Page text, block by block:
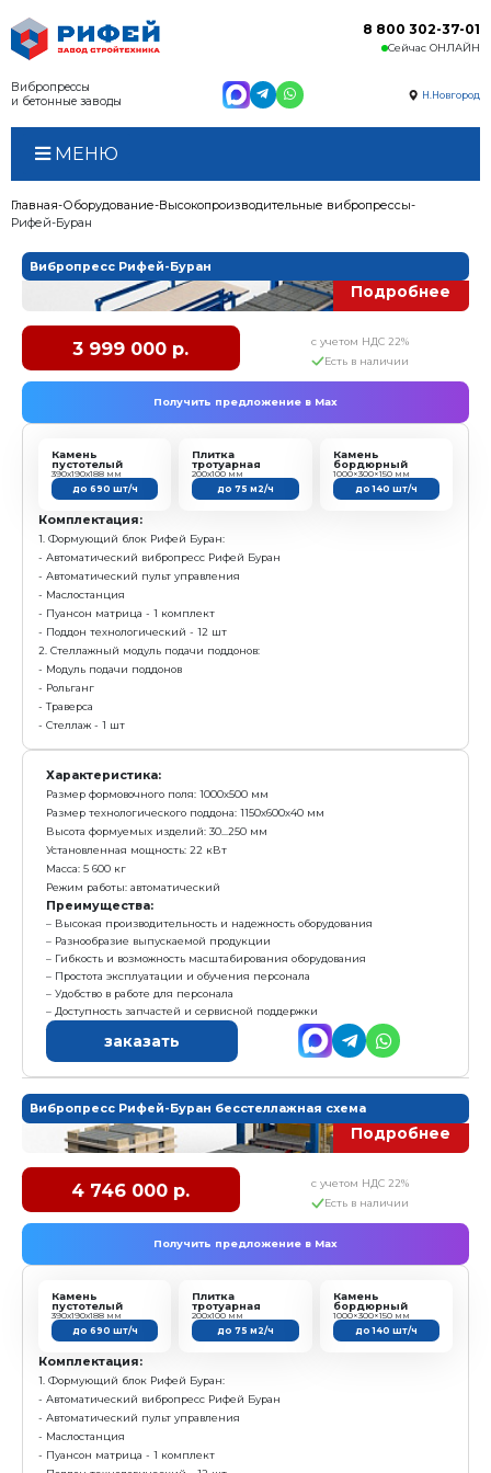
Вибропрессы
и бетонные заводы
МЕНЮ
Оборудование Высокопроизводительные
Рифей-Буран
3 999 000 р.
Камень
пустотелый
390х190х188 мм
1. Формующий блок Рифей Буран:
- Автоматический вибропресс Рифей Буран
- Автоматический пульт управления
- Маслостанция
- Пуансон матрица - 1 комплект
- Поддон технологический - 12 шт
2. Стеллажный модуль подачи поддонов:
- Модуль подачи поддонов
- Рольганг
- Траверса
- Стеллаж - 1 шт
Характеристика:
Размер формовочного поля: 1000х500 мм
Размер технологического поддона: 1150х600х40 мм
Высота формуемых изделий: 30...250 мм
Установленная мощность: 22 кВт
Режим работы: автоматический
Преимущества:
Высокая производительность и надежность
Разнообразие выпускаемой продукции
Гибкость и возможность масштабирования
Простота эксплуатации и обучения персонала
Удобство в работе для персонала